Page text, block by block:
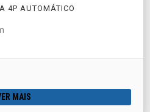
4P AUTOMÁTICO
MAIS